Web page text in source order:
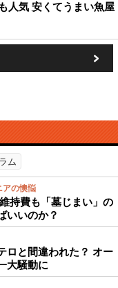
人気 安くてうまい魚屋
ム
アの懊悩
持費も「墓じまい」の
いいのか？
ロと間違われた？ オー
大騒動に